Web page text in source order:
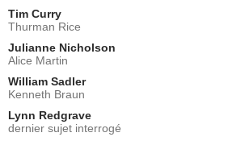
Tim Curry
Thurman Rice
Julianne Nicholson
Alice Martin
William Sadler
Kenneth Braun
Lynn Redgrave
dernier sujet interrogé